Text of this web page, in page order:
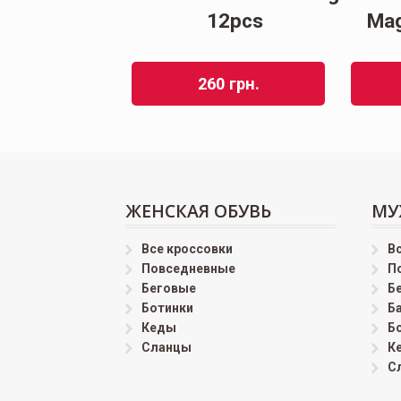
12pcs
260 грн.
ЖЕНСКАЯ ОБУВЬ
Все кроссовки
Повседневные
Беговые
Ботинки
Кеды
Сланцы